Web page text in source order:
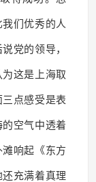
们优秀的人
党的领导，
这是上海取
点感受是表
空气中透着
响起《东方
充满着真理